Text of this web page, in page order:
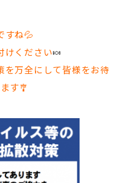
すね💦
けください🍬
を万全にして皆様をお待
す🎐